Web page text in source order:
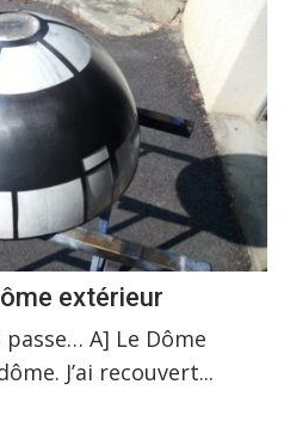
extérieur
A] Le Dôme
J’ai recouvert...